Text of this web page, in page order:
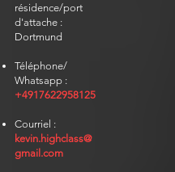
résidence/port
d'attache :
Dortmund
Téléphone/
Whatsapp :
+4917622958125
Courriel :
kevin.highclass@
gmail.com